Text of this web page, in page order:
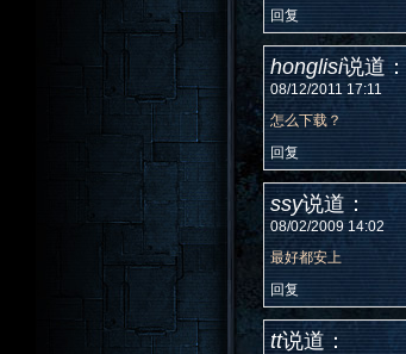
回复
honglisi说道：
08/12/2011 17:11
怎么下载？
回复
ssy说道：
08/02/2009 14:02
最好都安上
回复
tt说道：